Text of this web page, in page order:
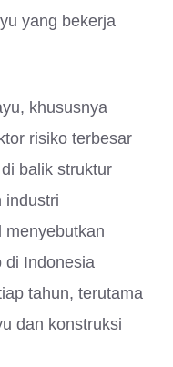
yang bekerja
khususnya
risiko terbesar
balik struktur
industri
menyebutkan
di Indonesia
tahun, terutama
dan konstruksi